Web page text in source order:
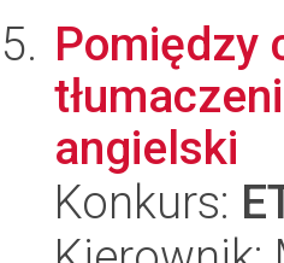
Pomiędzy
angielski
Konkurs: